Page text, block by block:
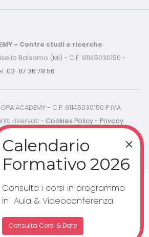
- Centro studi e ricerche
Balsamo (MI) - C.F. 91145030150 -
02-87.36.78.56
ACADEMY - C.F. 91145030150 P.IVA
riservati - Cookies Policy - Privacy
cookie per un corretto
web. Cliccando "accetta”,
cookie.
Accetta
Consulta i corsi in programma
in Aula & Videoconferenza
Consulta Corsi & Date